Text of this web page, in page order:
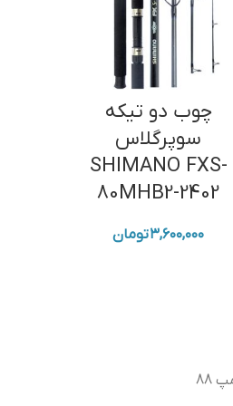
چوب دو تیکه
سوپرگلاس
SHIMANO FXS-
80MHB2-2402
۳,۶۰۰,۰۰۰تومان